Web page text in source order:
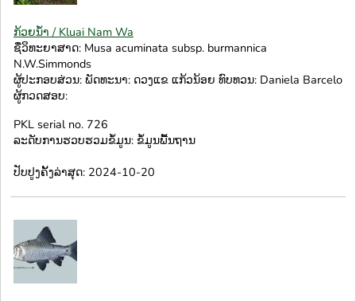
ກ້ວຍນ້ຳ / Kluai Nam Wa
ຊື່ວິທະຍາສາດ: Musa acuminata subsp. burmannica
N.W.Simmonds
ຜູ້ປະກອບສ່ວນ: ພັດທະນາ: ດວງແຂ ແກ້ວນ້ອຍ ທົບທວນ: Daniela Barcelo
ຜູ້ກວດສອບ:
PKL serial no. 726
ລະດັບການຮວບຮວມຂໍ້ມູນ: ຂໍ້ມູນພື້ນຖານ
ປັບປູງຄັ້ງລ່າສຸດ: 2024-10-20